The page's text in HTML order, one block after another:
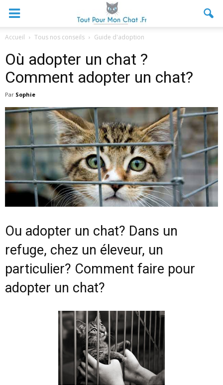
Accueil Tous nos conseils Guide d'adoption
Où adopter un chat ?
Comment adopter un chat?
Par Sophie
Ou adopter un chat? Dans un
refuge, chez un éleveur, un
particulier? Comment faire pour
adopter un chat?